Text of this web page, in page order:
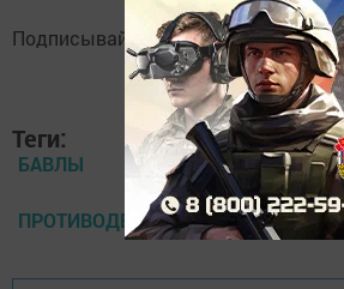
Подписывайтесь нателеграм-
Теги:
БАВЛЫ
ПРОТИВОДЕЙСТВИЕ КОРРУПЦИИ